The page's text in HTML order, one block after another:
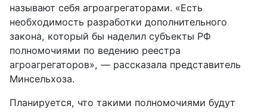
называют себя агроагрегаторами. «Есть
необходимость разработки дополнительного
закона, который бы наделил субъекты РФ
полномочиями по ведению реестра
агроагрегаторов», — рассказала представитель
Минсельхоза.
Планируется, что такими полномочиями будут